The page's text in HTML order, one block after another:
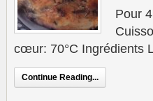
Pour
cœur: 70°C Ingrédients
Continue Reading...